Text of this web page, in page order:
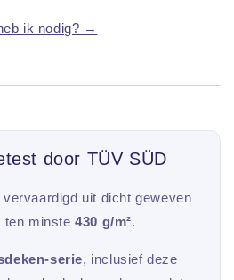
ik nodig? →
door TÜV SÜD
uit dicht geweven
ten minste430 g/m².
serie, inclusief deze